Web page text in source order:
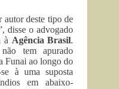
deste tipo de
disse o advogado
à Agência Brasil.
tem apurado
Funai ao longo do
se à uma suposta
em abaixo-